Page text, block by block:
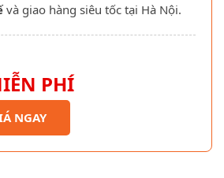
và giao hàng siêu tốc tại Hà Nội.
PHÍ
NGAY